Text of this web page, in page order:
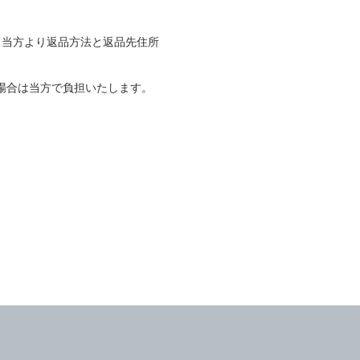
方より返品方法と返品先住所
は当方で負担いたします。